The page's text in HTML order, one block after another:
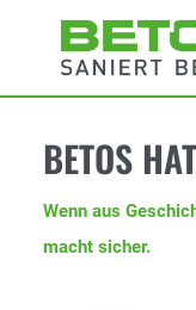
BETOS
Wenn aus
macht sicher.